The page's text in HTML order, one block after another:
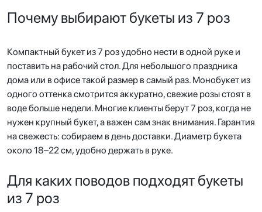
Почему выбирают букеты из 7 роз
Компактный букет из 7 роз удобно нести в одной руке и
поставить на рабочий стол. Для небольшого праздника
дома или в офисе такой размер в самый раз. Монобукет из
одного оттенка смотрится аккуратно, свежие розы стоят в
воде больше недели. Многие клиенты берут 7 роз, когда не
нужен крупный букет, а важен сам знак внимания. Гарантия
на свежесть: собираем в день доставки. Диаметр букета
около 18–22 см, удобно держать в руке.
Для каких поводов подходят букеты
из 7 роз